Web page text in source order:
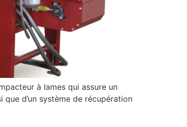
à lames qui assure un
d’un système de récupération